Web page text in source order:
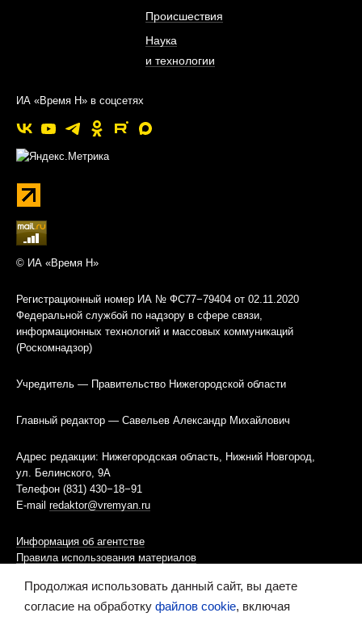
Происшествия
Наука
и технологии
ИА «Время Н» в соцсетях
© ИА «Время Н»
Регистрационный номер ИА № ФС77−79404 от 02.11.2020
Федеральной службой по надзору в сфере связи,
информационных технологий и массовых коммуникаций
(Роскомнадзор)
Учредитель — Правительство Нижегородской области
Главный редактор — Савельев Александр Михайлович
Адрес редакции: Нижегородская область, Нижний Новгород,
ул. Белинского, 9А
Телефон (831) 430−18−91
E-mail redaktor@vremyan.ru
Информация об агентстве
Правила использования материалов
Информационная политика использования «cookies»-файлов
Продолжая использовать данный сайт, вы даете
согласие на обработку файлов cookie, включая